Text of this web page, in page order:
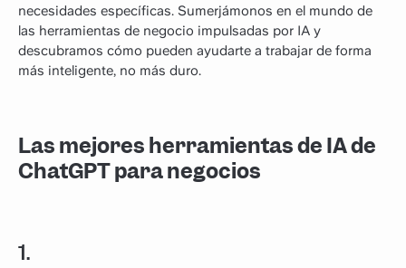
necesidades específicas. Sumerjámonos en el mundo de
las herramientas de negocio impulsadas por IA y
descubramos cómo pueden ayudarte a trabajar de forma
más inteligente, no más duro.
Las mejores herramientas de IA de
ChatGPT para negocios
1.